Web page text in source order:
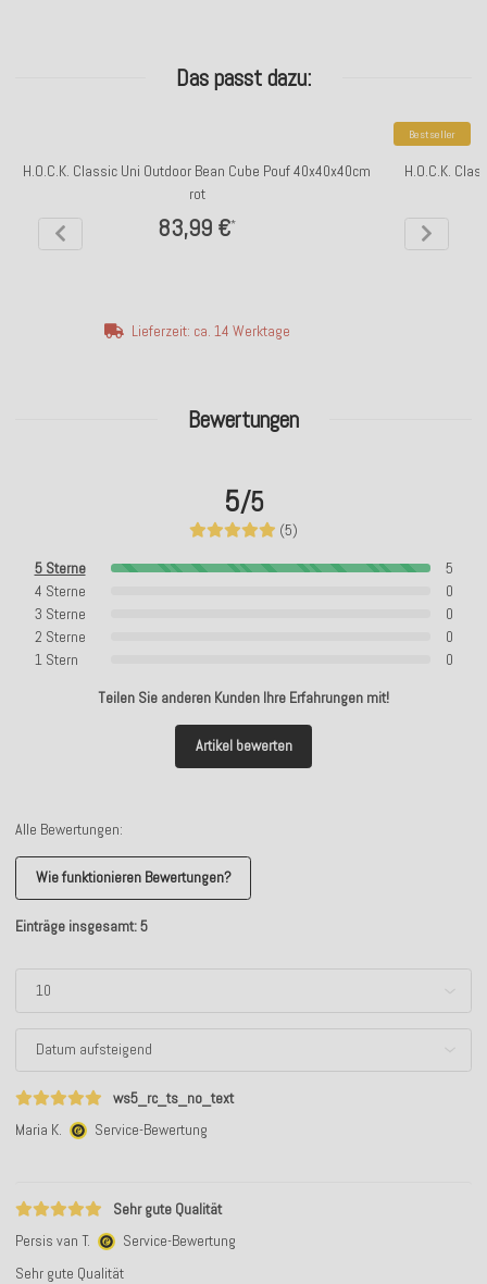
Bewertungen
5/5
(5)
5 Sterne
5
4 Sterne
0
3 Sterne
0
2 Sterne
0
1 Stern
0
Teilen Sie anderen Kunden Ihre Erfahrungen mit!
Artikel bewerten
Alle Bewertungen:
Wie funktionieren Bewertungen?
Einträge insgesamt: 5
ws5_rc_ts_no_text
Maria K.
Service-Bewertung
Sehr gute Qualität
Persis van T.
Service-Bewertung
Sehr gute Qualität
Das passt dazu:
H.O.C.K. Classic Uni Outdoor Bean Cube Pouf 40x40x40cm
rot
83,99 €*
Lieferzeit: ca. 14 Werktage
Bestseller
H.O.C.K.